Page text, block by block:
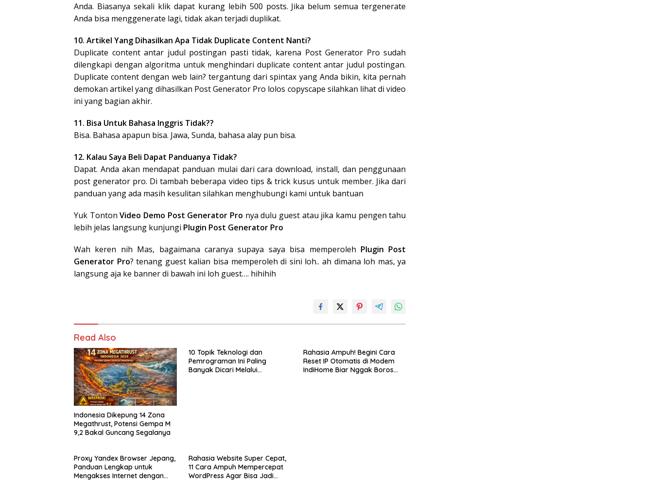
Anda. Biasanya sekali klik dapat kurang lebih 500 posts. Jika belum semua tergenerate
Anda bisa menggenerate lagi, tidak akan terjadi duplikat.
10. Artikel Yang Dihasilkan Apa Tidak Duplicate Content Nanti?
Duplicate content antar judul postingan pasti tidak, karena Post Generator Pro sudah
dilengkapi dengan algoritma untuk menghindari duplicate content antar judul postingan.
Duplicate content dengan web lain? tergantung dari spintax yang Anda bikin, kita pernah
demokan artikel yang dihasilkan Post Generator Pro lolos copyscape silahkan lihat di video
ini yang bagian akhir.
11. Bisa Untuk Bahasa Inggris Tidak??
Bisa. Bahasa apapun bisa. Jawa, Sunda, bahasa alay pun bisa.
12. Kalau Saya Beli Dapat Panduanya Tidak?
Dapat. Anda akan mendapat panduan mulai dari cara download, install, dan penggunaan
post generator pro. Di tambah beberapa video tips & trick kusus untuk member. Jika dari
panduan yang ada masih kesulitan silahkan menghubungi kami untuk bantuan
Yuk TontonVideo Demo Post Generator Pro nya dulu guest atau jika kamu pengen tahu
lebih jelas langsung kunjungi Plugin Post Generator Pro
Wah keren nih Mas, bagaimana caranya supaya saya bisa memperoleh Plugin Post
Generator Pro? tenang guest kalian bisa memperoleh di sini loh.. ah dimana loh mas, ya
langsung aja ke banner di bawah ini loh guest…. hihihih
Read Also
Indonesia Dikepung 14 Zona
Megathrust, Potensi Gempa M
9,2 Bakal Guncang Segalanya
10 Topik Teknologi dan
Pemrograman Ini Paling
Banyak Dicari Melalui
Rahasia Ampuh! Begini Cara
Reset IP Otomatis di Modem
IndiHome Biar Nggak Boros
Proxy Yandex Browser Jepang,
Panduan Lengkap untuk
Mengakses Internet dengan
Rahasia Website Super Cepat,
11 Cara Ampuh Mempercepat
WordPress Agar Bisa Jadi